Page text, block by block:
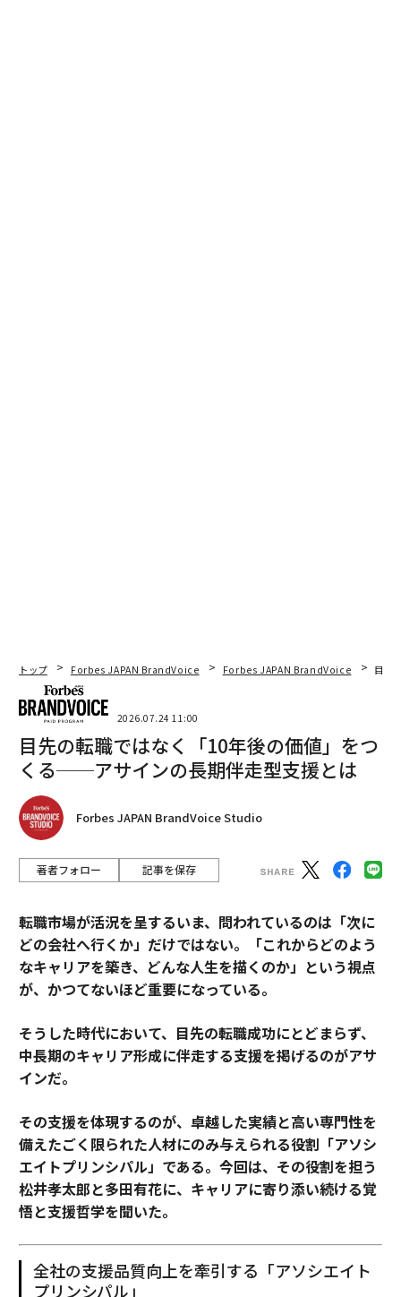
トップ Forbes JAPAN BrandVoice Forbes JAPAN BrandVoice 目先
2026.07.24 11:00
目先の転職ではなく「10年後の価値」をつ
くる──アサインの長期伴走型支援とは
Forbes JAPAN BrandVoice Studio
著者フォロー 記事を保存
転職市場が活況を呈するいま、問われているのは「次に
どの会社へ行くか」だけではない。「これからどのよう
なキャリアを築き、どんな人生を描くのか」という視点
が、かつてないほど重要になっている。
そうした時代において、目先の転職成功にとどまらず、
中長期のキャリア形成に伴走する支援を掲げるのがアサ
インだ。
その支援を体現するのが、卓越した実績と高い専門性を
備えたごく限られた人材にのみ与えられる役割「アソシ
エイトプリンシパル」である。今回は、その役割を担う
松井孝太郎と多田有花に、キャリアに寄り添い続ける覚
悟と支援哲学を聞いた。
全社の支援品質向上を牽引する「アソシエイト
プリンシパル」